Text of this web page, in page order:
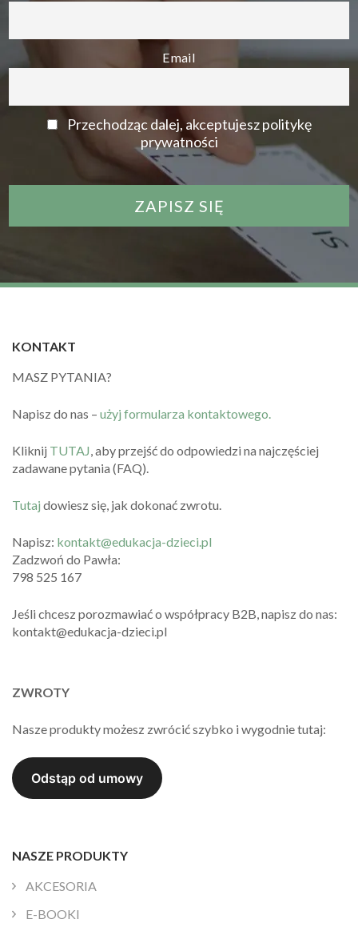
Email
Przechodząc dalej, akceptujesz politykę
prywatności
KONTAKT
MASZ PYTANIA?
Napisz do nas – użyj formularza kontaktowego.
Kliknij TUTAJ, aby przejść do odpowiedzi na najczęściej
zadawane pytania (FAQ).
Tutaj dowiesz się, jak dokonać zwrotu.
Napisz: kontakt@edukacja-dzieci.pl
Zadzwoń do Pawła:
798 525 167
Jeśli chcesz porozmawiać o współpracy B2B, napisz do nas:
kontakt@edukacja-dzieci.pl
ZWROTY
Nasze produkty możesz zwrócić szybko i wygodnie tutaj:
NASZE PRODUKTY
AKCESORIA
E-BOOKI